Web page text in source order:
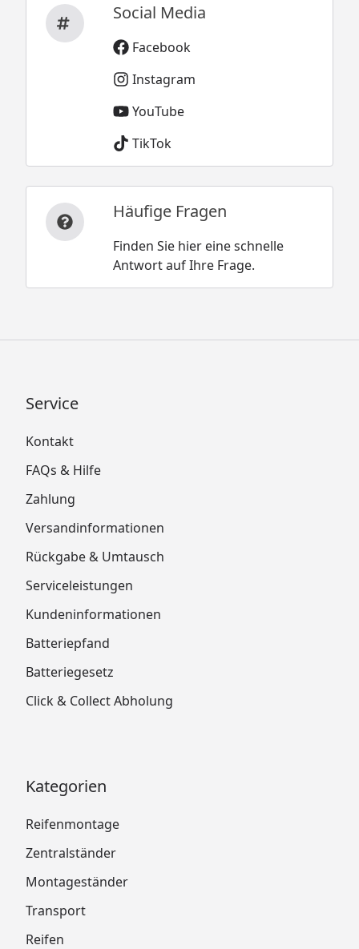
Social Media
Facebook
Instagram
YouTube
TikTok
Häufige Fragen
Finden Sie hier eine schnelle
Antwort auf Ihre Frage.
Service
Kontakt
FAQs & Hilfe
Zahlung
Versandinformationen
Rückgabe & Umtausch
Serviceleistungen
Kundeninformationen
Batteriepfand
Batteriegesetz
Click & Collect Abholung
Kategorien
Reifenmontage
Zentralständer
Montageständer
Transport
Reifen